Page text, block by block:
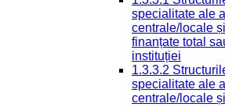
specialitate ale
centrale/locale
finanțate total
instituției
1.3.3.2
specialitate ale
centrale/locale